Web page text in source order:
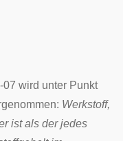
07 wird unter Punkt
Werkstoff,
ist als der jedes